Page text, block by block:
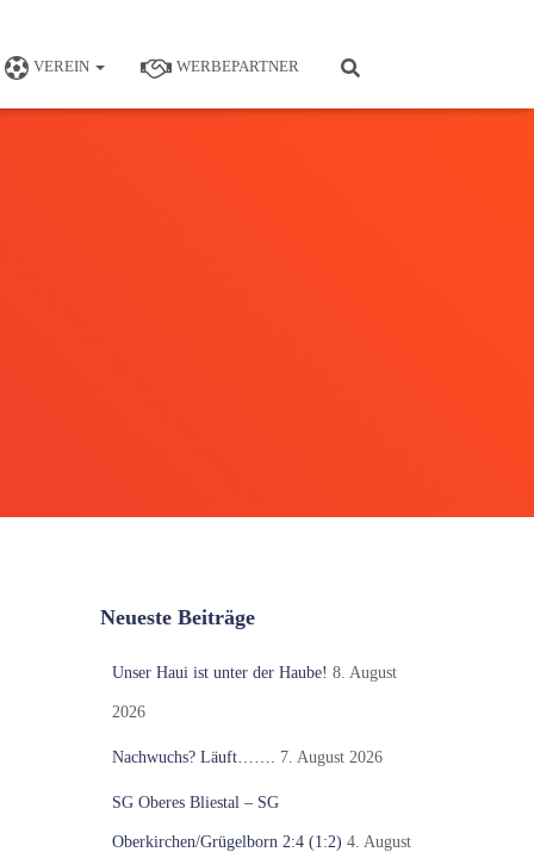
VEREIN WERBEPARTNER
Neueste Beiträge
Unser Haui ist unter der Haube! 8. August
2026
Nachwuchs? Läuft……. 7. August 2026
SG Oberes Bliestal – SG
Oberkirchen/Grügelborn 2:4 (1:2) 4. August